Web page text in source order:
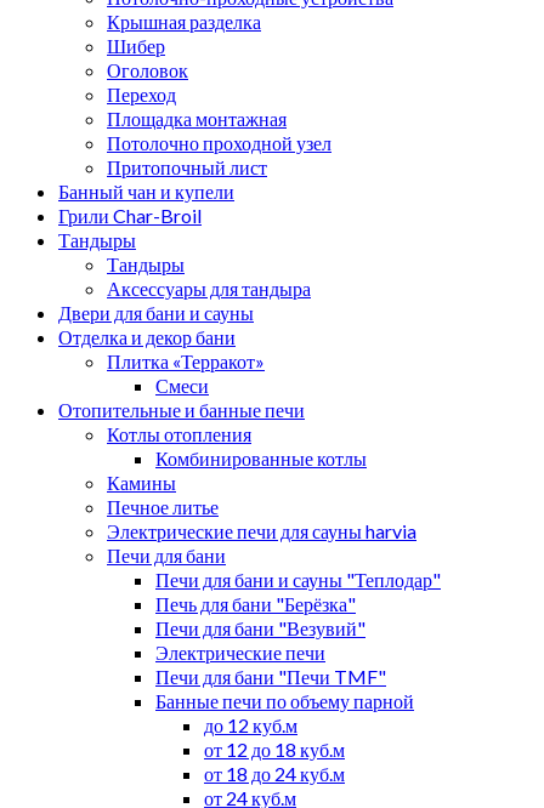
Крышная разделка
Шибер
Оголовок
Переход
Площадка монтажная
Потолочно проходной узел
Притопочный лист
Банный чан и купели
Грили Char-Broil
Тандыры
Тандыры
Аксессуары для тандыра
Двери для бани и сауны
Отделка и декор бани
Плитка «Терракот»
Смеси
Отопительные и банные печи
Котлы отопления
Комбинированные котлы
Камины
Печное литье
Электрические печи для сауны harvia
Печи для бани
Печи для бани и сауны "Теплодар"
Печь для бани "Берёзка"
Печи для бани "Везувий"
Электрические печи
Печи для бани "Печи TMF"
Банные печи по объему парной
до 12 куб.м
от 12 до 18 куб.м
от 18 до 24 куб.м
от 24 куб.м